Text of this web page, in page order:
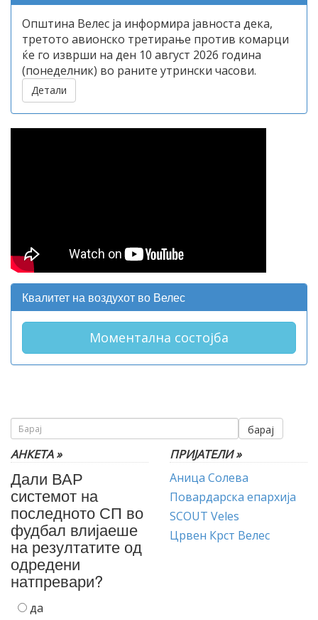
Општина Велес ја информира јавноста дека,
третото авионско третирање против комарци
ќе го изврши на ден 10 август 2026 година
(понеделник) во раните утрински часови.
Детали
Квалитет на воздухот во Велес
Моментална состојба
барај
АНКЕТА »
Дали ВАР
системот на
последното СП во
фудбал влијаеше
на резултатите од
одредени
натпревари?
да
ПРИЈАТЕЛИ »
Аница Солева
Повардарска епархија
SCOUT Veles
Црвен Крст Велес